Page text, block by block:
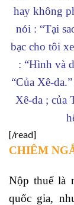
hay không
nói : “Tại
bạc cho tôi
: “Hình và
“Của Xê-
Xê-da ; của
[/read]
CHIÊM
Nộp thuế là
quốc gia,